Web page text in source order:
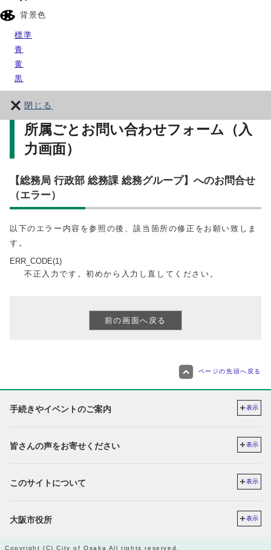
背景色
標準
青
黄
黒
閉じる
所属ごとお問い合わせフォーム（入
力画面）
【総務局 行政部 総務課 総務グループ】へのお問合せ
（エラー）
以下のエラー内容を参照の後、該当箇所の修正をお願い致しま
す。
ERR_CODE(1)
不正入力です。初めから入力し直してください。
ページの先頭へ戻る
手続きやイベントのご案内 表示
皆さんの声をお寄せください 表示
このサイトについて 表示
大阪市役所 表示
Copyright (C) City of Osaka All rights reserved.